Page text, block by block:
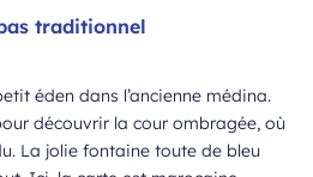
traditionnel
éden dans l’ancienne médina.
découvrir la cour ombragée, où
La jolie fontaine toute de bleu